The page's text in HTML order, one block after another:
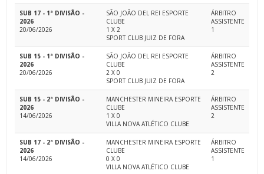
SUB 17 - 1ª DIVISÃO -
2026
20/06/2026
SÃO JOÃO DEL REI ESPORTE
CLUBE
1 X 2
SPORT CLUB JUIZ DE FORA
ÁRBITRO
ASSISTENTE
1
SUB 15 - 1ª DIVISÃO -
2026
20/06/2026
SÃO JOÃO DEL REI ESPORTE
CLUBE
2 X 0
SPORT CLUB JUIZ DE FORA
ÁRBITRO
ASSISTENTE
2
SUB 15 - 2ª DIVISÃO -
2026
14/06/2026
MANCHESTER MINEIRA ESPORTE
CLUBE
1 X 0
VILLA NOVA ATLÉTICO CLUBE
ÁRBITRO
ASSISTENTE
2
SUB 17 - 2ª DIVISÃO -
2026
14/06/2026
MANCHESTER MINEIRA ESPORTE
CLUBE
0 X 0
VILLA NOVA ATLÉTICO CLUBE
ÁRBITRO
ASSISTENTE
1